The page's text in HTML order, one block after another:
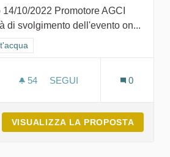
10/2022 Promotore AGCI
di svolgimento dell'evento on...
GOAL 14 - Vita sott'acqua
54 54 SOSTENITORI
SEGUI 0
VISUALIZZA LA PROPOSTA